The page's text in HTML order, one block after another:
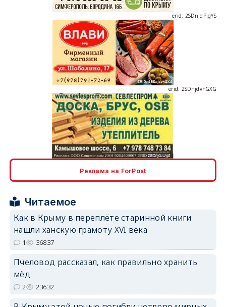
erid: 2SDnjdPjgYS
erid: 2SDnjdvhGXG
erid: 2SDnjcLUypt
Реклама на ForPost
Читаемое
Как в Крыму в переплёте старинной книги
нашли ханскую грамоту XVI века
1 36837
Пчеловод рассказал, как правильно хранить
мёд
2 23632